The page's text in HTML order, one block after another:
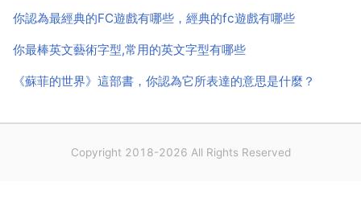
你認為最經典的FC遊戲有哪些，經典的fc遊戲有哪些
你最棒英文藝術字型,常用的英文字型有哪些
《蘇菲的世界》這部書，你認為它所表達的意思是什麼？
Copyright 2018-2026 All Rights Reserved